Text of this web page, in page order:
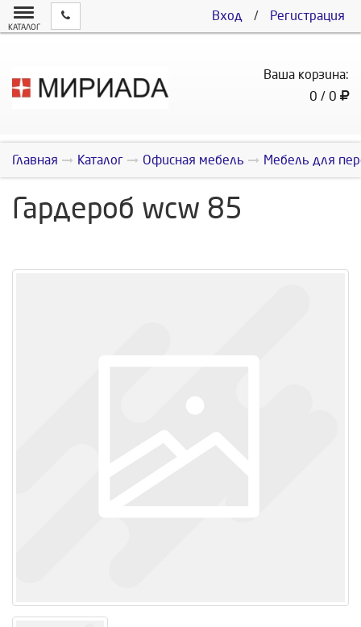
Вход / Регистрация
КАТАЛОГ
Ваша корзина:
0 / 0
Главная Каталог Офисная мебель Мебель для
Гардероб wcw 85